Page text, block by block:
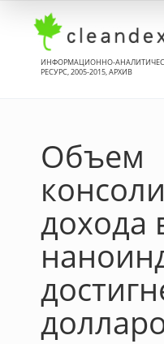
ИНФОРМАЦИОННО-
РЕСУРС, 2005-2015, АРХИВ
Объем
дохода